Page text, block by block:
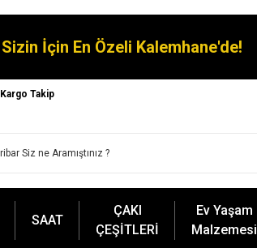
Sizin İçin En Özeli Kalemhane'de!
Kargo Takip
SAAT
ÇAKI
ÇEŞİTLERİ
Ev Yaşam
Malzemesi